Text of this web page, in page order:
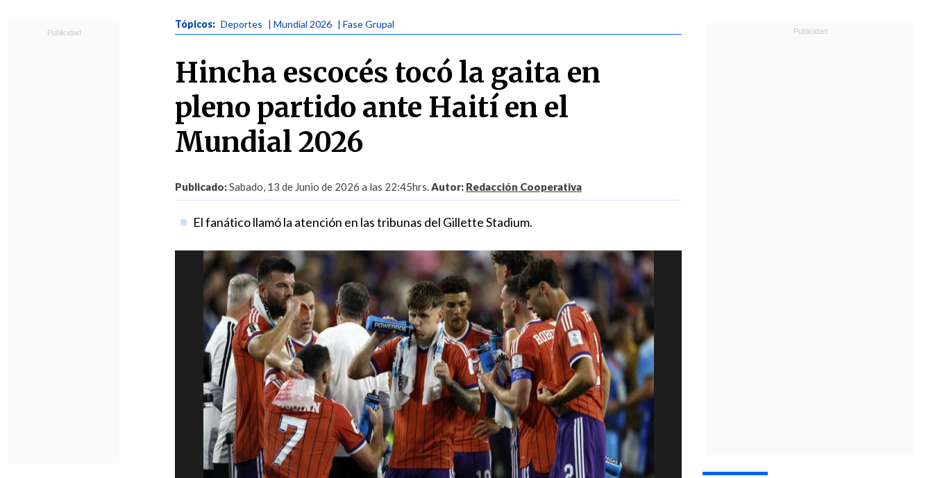
Tópicos: Deportes | Mundial 2026 | Fase Grupal
Hincha escocés tocó la gaita en
pleno partido ante Haití en el
Mundial 2026
Publicado:Sabado, 13 de Junio de 2026 a las 22:45hrs.Autor: Redacción Cooperativa
El fanático llamó la atención en las tribunas del Gillette Stadium.